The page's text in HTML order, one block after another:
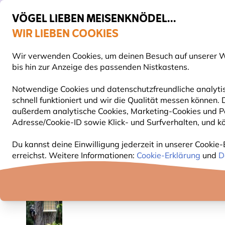
VÖGEL LIEBEN MEISENKNÖDEL...
WIR LIEBEN COOKIES
Wir verwenden Cookies, um deinen Besuch auf unserer
bis hin zur Anzeige des passenden Nistkastens.
Notwendige Cookies und datenschutzfreundliche
schnell funktioniert und wir die Qualität messen
außerdem analytische Cookies, Marketing-Cookies und
Adresse/Cookie-ID sowie Klick- und Surfverhalten, und
Du kannst deine Einwilligung jederzeit in unserer
erreichst. Weitere Informationen: Cookie-Erklärung und
Gratis Versand ab 49 €
VOGELFUTTER FUTTERHÄUSER NISTKÄSTEN